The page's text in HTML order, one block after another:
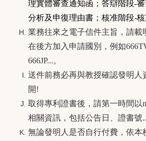
理實體審查通知函；答辯階段-
分析及申復理由書；核准階段-核
業務往來之電子信件主旨，請載
在後方加入申請國別，例如
666JP...。
送件前務必再與教授確認發明人
開!
取得專利證書後，請第一時間以
相關資訊，包括公告日、證書號..
無論發明人是否自行付費，依本